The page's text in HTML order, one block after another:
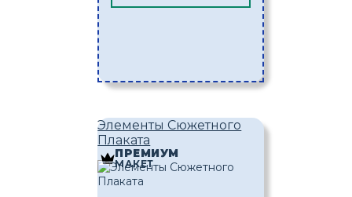
Элементы Сюжетного
Плаката
ПРЕМИУМ
МАКЕТ